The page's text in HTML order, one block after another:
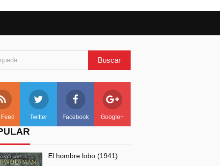
Feed Twitter Facebook Google+
El hombre lobo (1941)